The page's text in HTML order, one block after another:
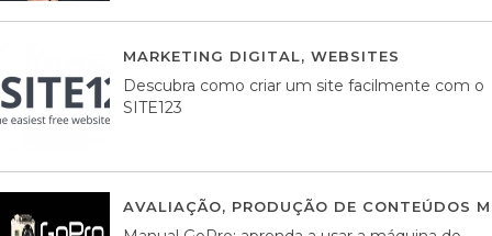
MARKETING DIGITAL, WEBSITES
Descubra como criar um site facilmente com o
SITE123
AVALIAÇÃO, PRODUÇÃO DE CONTEÚDOS